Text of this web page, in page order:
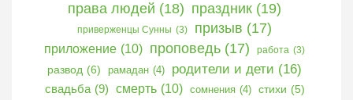
права людей (18) праздник (19)
приверженцы Сунны (3) призыв (17)
приложение (10) проповедь (17) работа (3)
развод (6) рамадан (4) родители и дети (16)
свадьба (9) смерть (10) сомнения (4) стихи (5)